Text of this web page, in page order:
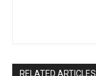
RELATED ARTICLES